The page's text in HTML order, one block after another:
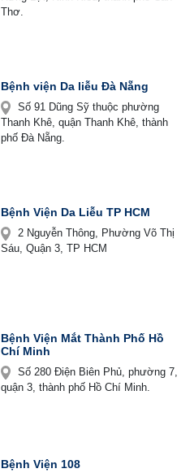
Thơ.
Bệnh viện Da liễu Đà Nẵng
Số 91 Dũng Sỹ thuộc phường
Thanh Khê, quận Thanh Khê, thành
phố Đà Nẵng.
Bệnh Viện Da Liễu TP HCM
2 Nguyễn Thông, Phường Võ Thị
Sáu, Quận 3, TP HCM
Bệnh Viện Mắt Thành Phố Hồ
Chí Minh
Số 280 Điện Biên Phủ, phường 7,
quận 3, thành phố Hồ Chí Minh.
Bệnh Viện 108